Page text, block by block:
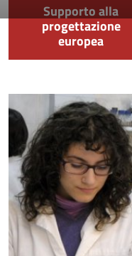
Supporto alla
progettazione
europea